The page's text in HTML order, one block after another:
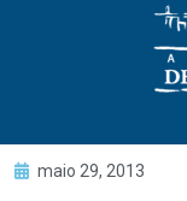
maio 29, 2013